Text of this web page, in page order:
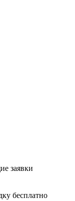
заявки
бесплатно